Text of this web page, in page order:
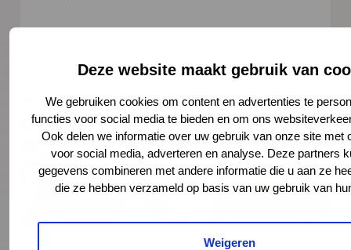
Deze website maakt gebruik van
We gebruiken cookies om content en advertenties te
functies voor social media te bieden en om ons
Ook delen we informatie over uw gebruik van onze site met
voor social media, adverteren en analyse. Deze partners
gegevens combineren met andere informatie die u aan ze
die ze hebben verzameld op basis van uw gebruik van
Weigeren